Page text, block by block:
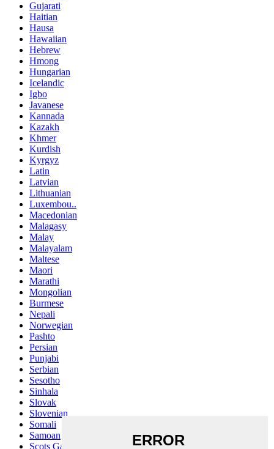
Gujarati
Haitian
Hausa
Hawaiian
Hebrew
Hmong
Hungarian
Icelandic
Igbo
Javanese
Kannada
Kazakh
Khmer
Kurdish
Kyrgyz
Latin
Latvian
Lithuanian
Luxembou..
Macedonian
Malagasy
Malay
Malayalam
Maltese
Maori
Marathi
Mongolian
Burmese
Nepali
Norwegian
Pashto
Persian
Punjabi
Serbian
Sesotho
Sinhala
Slovak
Slovenian
Somali
Samoan
Scots Gaelic